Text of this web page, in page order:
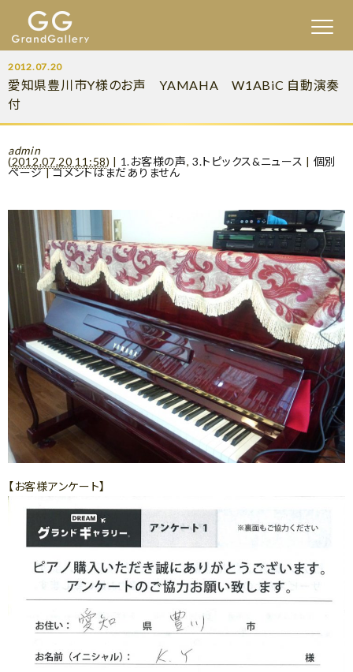
2012.07.20
愛知県豊川市Y様のお声 YAMAHA W1ABiC 自動演奏
付
admin
(2012.07.20 11:58) | 1.お客様の声,3.トピックス&ニュース | 個別
ページ|コメントはまだありません
【お客様アンケート】